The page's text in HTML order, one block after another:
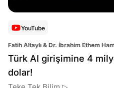
YouTube
Fatih Altaylı & Dr. İbrahim Ethem
Türk AI girişimine 4
dolar!